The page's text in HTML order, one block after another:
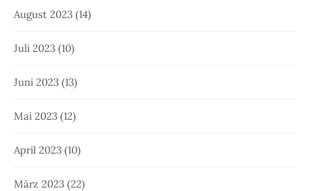
August 2023 (14)
Juli 2023 (10)
Juni 2023 (13)
Mai 2023 (12)
April 2023 (10)
März 2023 (22)